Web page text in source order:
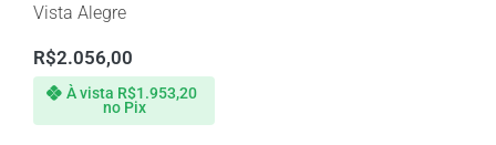
Vista Alegre
R$2.056,00
À vista R$1.953,20
no Pix